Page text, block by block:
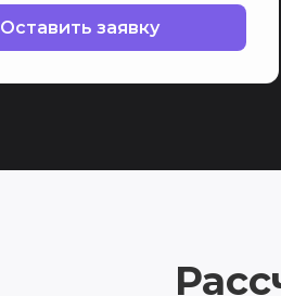
Оставить заявку